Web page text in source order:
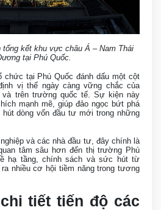
tổng kết khu vực châu Á – Nam Thái
tại Phú Quốc.
chức tại Phú Quốc đánh dấu một cột
vị thế ngày càng vững chắc của
trên trường quốc tế. Sự kiện này
mạnh mẽ, giúp đảo ngọc bứt phá
dòng vốn đầu tư mới trong những
và các nhà đầu tư, đây chính là
tâm sâu hơn đến thị trường Phú
hạ tầng, chính sách và sức hút từ
nhiều cơ hội tiềm năng trong tương
tiết tiến độ các